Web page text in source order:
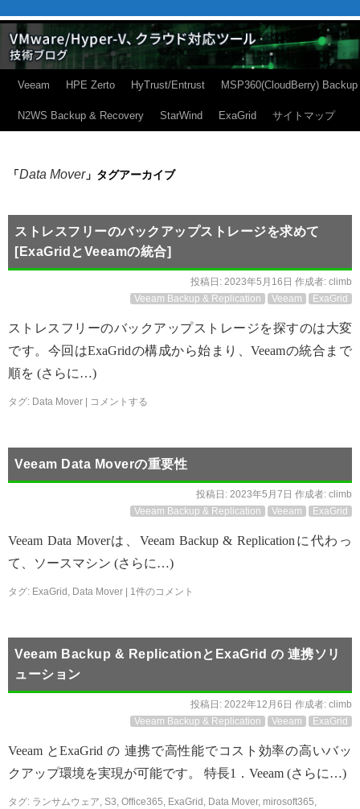
Veeam HPE Zerto HyTrust/Entrust MSP360(CloudBerry) Backup
N2WS Backup & Recovery StarWind ExaGrid サイトマップ
「Data Mover」タグアーカイブ
ストレスフリーのバックアップストレージを求めて
[ExaGridとVeeamの統合]
投稿日: 2023年5月16日 作成者: climb
Veeam Backup & Replication
Veeam ExaGrid
ストレスフリーのバックアップストレージを探すのは大変
です。今回はExaGridの構成から始まり、Veeamの統合まで
順を (さらに…)
タグ: Data Mover コメントする
Veeam Data Moverの重要性
投稿日: 2023年5月7日 作成者: climb
Veeam Backup & Replication
Veeam ExaGrid
Veeam Data Moverは、Veeam Backup & Replicationに代わっ
て、ソースマシン (さらに…)
タグ: ExaGrid , Data Mover 1件のコメント
Veeam Backup & ReplicationとExaGrid の 連携ソリ
ューション
投稿日: 2022年12月6日 作成者: climb
Veeam Backup & Replication
Veeam ExaGrid
Veeam とExaGrid の 連携で高性能でコスト効率の高いバッ
クアップ環境を実現が可能です。 特長1．Veeam (さらに…)
タグ: ランサムウェア, S3, Office365, ExaGrid , Data Mover, mirosoft365,